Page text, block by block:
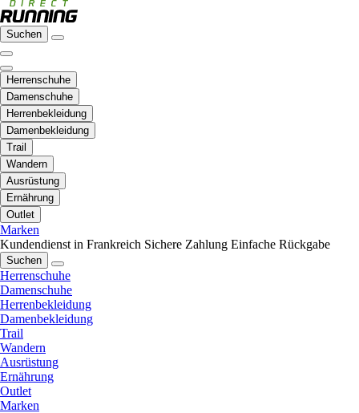
Suchen
Herrenschuhe
Damenschuhe
Herrenbekleidung
Damenbekleidung
Trail
Wandern
Ausrüstung
Ernährung
Outlet
Marken
Kundendienst in Frankreich Sichere Zahlung Einfache Rückgabe
Suchen
Herrenschuhe
Damenschuhe
Herrenbekleidung
Damenbekleidung
Trail
Wandern
Ausrüstung
Ernährung
Outlet
Marken